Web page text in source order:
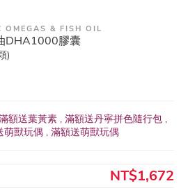
OMEGAS & FISH OIL
DHA1000膠囊
)
額送葉黃素 , 滿額送丹寧拼色隨行包 ,
萌獸玩偶 , 滿額送萌獸玩偶
NT$1,672